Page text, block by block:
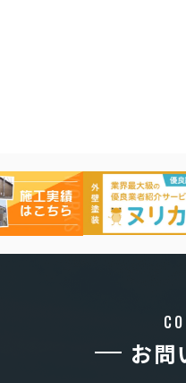
お問